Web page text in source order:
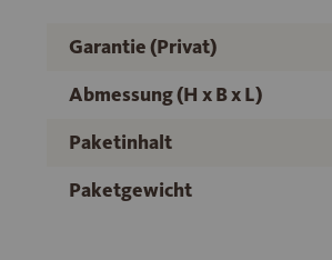
Garantie (Privat)
Abmessung (H x B x L)
Paketinhalt
Paketgewicht